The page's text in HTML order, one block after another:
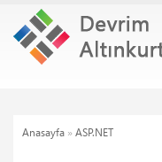
Anasayfa » ASP.NET